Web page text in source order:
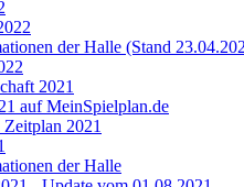
der Halle (Stand
2021
auf MeinSpielplan.de
2021
der Halle